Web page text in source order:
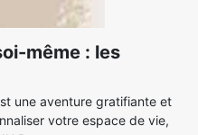
même : les
une aventure gratifiante et
votre espace de vie,